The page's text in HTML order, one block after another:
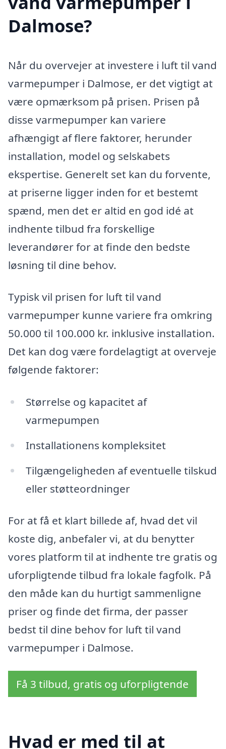
Dalmose?
Når du overvejer at investere i luft til vand
varmepumper i Dalmose, er det vigtigt at
være opmærksom på prisen. Prisen på
disse varmepumper kan variere
afhængigt af flere faktorer, herunder
installation, model og selskabets
ekspertise. Generelt set kan du forvente,
at priserne ligger inden for et bestemt
spænd, men det er altid en god idé at
indhente tilbud fra forskellige
leverandører for at finde den bedste
løsning til dine behov.
Typisk vil prisen for luft til vand
varmepumper kunne variere fra omkring
50.000 til 100.000 kr. inklusive installation.
Det kan dog være fordelagtigt at overveje
følgende faktorer:
Størrelse og kapacitet af
varmepumpen
Installationens kompleksitet
Tilgængeligheden af eventuelle tilskud
eller støtteordninger
For at få et klart billede af, hvad det vil
koste dig, anbefaler vi, at du benytter
vores platform til at indhente tre gratis og
uforpligtende tilbud fra lokale fagfolk. På
den måde kan du hurtigt sammenligne
priser og finde det firma, der passer
bedst til dine behov for luft til vand
varmepumper i Dalmose.
Få 3 tilbud, gratis og uforpligtende
Hvad er med til at